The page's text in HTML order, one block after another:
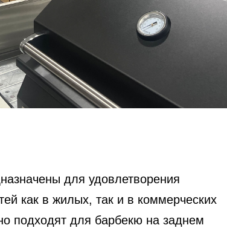
для удовлетворения
как в жилых, так и в коммерческих
подходят для барбекю на заднем